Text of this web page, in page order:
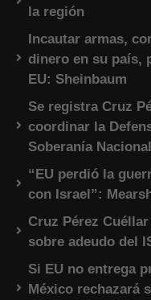
la región
Incautar armas,
dinero en su país,
EU: Sheinbaum
Se registra Cruz
coordinar la
Soberanía
“EU perdió la
con Israel”:
Cruz Pérez
sobre adeudo del
Si EU no entrega
México rechazará